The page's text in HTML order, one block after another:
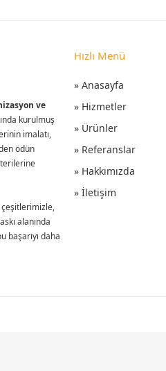
ve
kurulmuş
imalatı,
ödün
alanında
başarıyı daha
Hızlı Menü
» Anasayfa
» Hizmetler
» Ürünler
» Referanslar
» Hakkımızda
» İletişim